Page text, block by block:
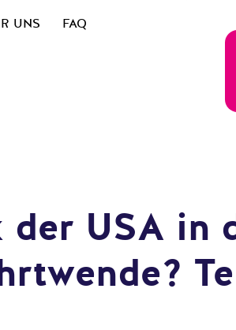
UNS FAQ
USA in